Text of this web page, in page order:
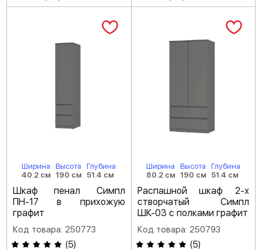
Ширина
40.2 см
Высота
190 см
Глубина
51.4 см
Шкаф пенал Симпл
ПН-17 в прихожую
графит
Код товара: 250773
(5)
Ширина
80.2 см
Высота
190 см
Глубина
51.4 см
Распашной шкаф 2-х
створчатый Симпл
ШК-03 с полками графит
Код товара: 250793
(5)